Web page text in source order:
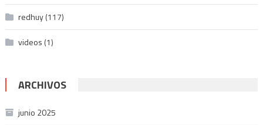
redhuy(117)
videos (1)
ARCHIVOS
junio 2025